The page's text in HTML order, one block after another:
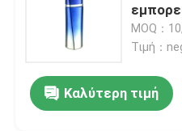
Arcylic
αέρα
MOQ：
Τιμή：
Καλύτερη τιμή